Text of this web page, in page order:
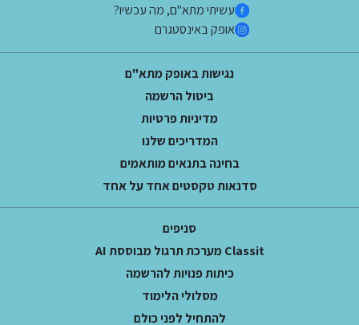
עשיתי מתא"ם, מה עכשיו?
אופק באינסטגרם
נגישות באופק מתא"ם
ביטול הרשמה
מדיניות פרטיות
המדריכים שלנו
בחינה בתנאים מותאמים
סדנאות טקסטים אחד על אחד
סניפים
Classit מערכת תרגול מבוססת AI
כיתות פנויות להרשמה
מסלולי הלימוד
להתחיל לפני כולם